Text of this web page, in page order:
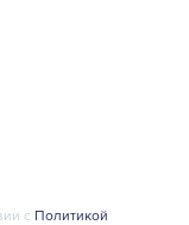
с Политикой